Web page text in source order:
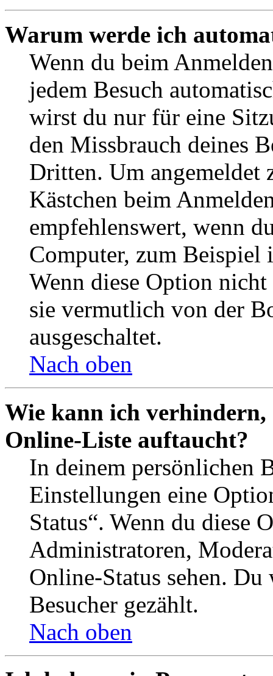
Warum werde ich
Wenn du beim
jedem Besuch
wirst du nur für eine
den Missbrauch deines
Dritten. Um angemeldet
Kästchen beim
empfehlenswert, wenn
Computer, zum Beispiel
Wenn diese Option
sie vermutlich von der
ausgeschaltet.
Nach oben
Wie kann ich verhindern,
Online-Liste auftaucht?
In deinem persönlichen
Einstellungen eine
Status“. Wenn du diese
Administratoren,
Online-Status sehen.
Besucher gezählt.
Nach oben